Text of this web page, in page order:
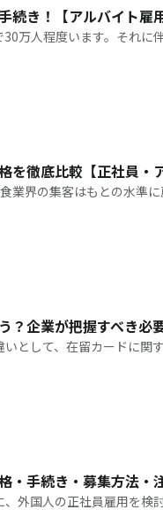
き！【アルバイト雇
万人程度います。それに
を検討する過程で「どう
徹底比較【正社員・
業界の集客はもとの水準
？企業が把握すべき必
として、在留カードに関
・手続き・募集方法・
外国人の正社員雇用を検